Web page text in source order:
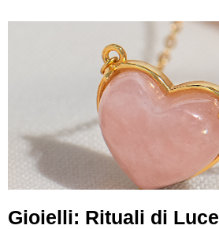
Gioielli: Rituali di Luce